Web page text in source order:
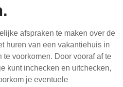
afspraken te maken over de
huren van een vakantiehuis in
te voorkomen. Door vooraf af te
kunt inchecken en uitchecken,
je eventuele